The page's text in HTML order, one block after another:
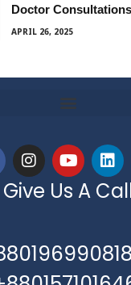
Doctor
APRIL 26, 2025
Give Us A